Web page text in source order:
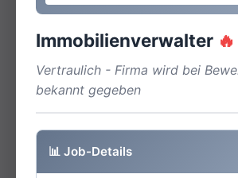
Immobilienverwalter 🔥
Vertraulich - Firma wird bei
bekannt gegeben
📊 Job-Details